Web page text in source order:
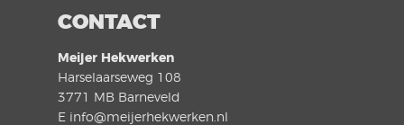
CONTACT
Meijer Hekwerken
Harselaarseweg 108
3771 MB Barneveld
E info@meijerhekwerken.nl